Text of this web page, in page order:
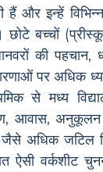
हैं और इन्हें
बच्चों
की
पर अधिक
से मध्य
आवास,
जैसे अधिक जटिल
ऐसी वर्कशीट